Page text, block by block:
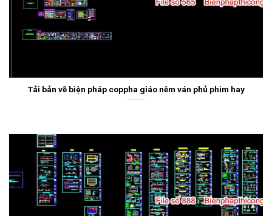
Tải bản vẽ biện pháp coppha giáo nêm ván phủ phim hay